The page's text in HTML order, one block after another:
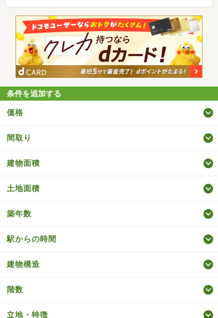
条件を追加する
価格
間取り
建物面積
土地面積
築年数
駅からの時間
建物構造
階数
立地・特徴